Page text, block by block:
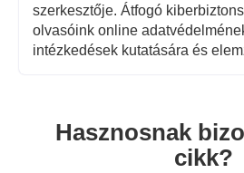
szerkesztője. Átfogó
olvasóink online
intézkedések kutatására és
Hasznosnak
cikk?